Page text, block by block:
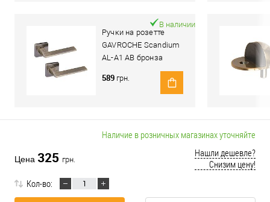
Ручки на розетте
GAVROCHE Scandium
AL-A1 AB бронза
В наличии
589 грн.
Наличие в розничных магазинах уточняйте
Цена 325 грн.
Нашли дешевле?
Снизим цену!
Кол-во: